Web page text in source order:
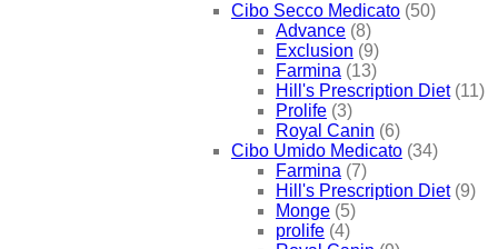
Cibo Secco Medicato (50)
Advance (8)
Exclusion (9)
Farmina (13)
Hill's Prescription Diet (11)
Prolife (3)
Royal Canin (6)
Cibo Umido Medicato (34)
Farmina (7)
Hill's Prescription Diet (9)
Monge (5)
prolife (4)